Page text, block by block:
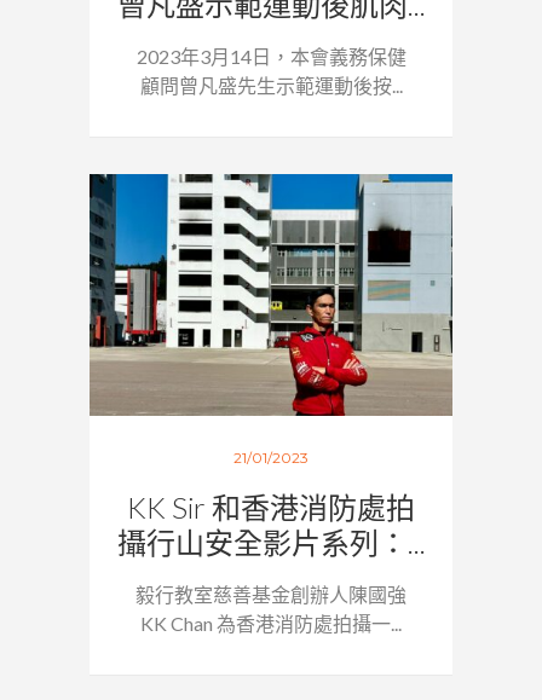
2023年3月14日，本會義務保健
顧問曾凡盛先生示範運動後按...
21/01/2023
KK Sir 和香港消防處拍
攝行山安全影片系列：...
毅行教室慈善基金創辦人陳國強
KK Chan 為香港消防處拍攝一...